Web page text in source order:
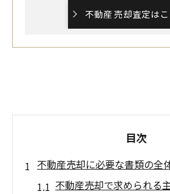
不動産 売却査定はこ
目次
不動産売却に必要な書類の全
不動産売却で求められる